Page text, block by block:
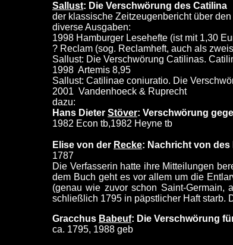
Sallust: Die Verschwörung des Catilina
der klassische Zeitzeugenbericht über
diverse Ausgaben:
1998 Hamburger Lesehefte (ist mit 1,30
? Reclam (sog. Reclamheft, auch als
Sallust: Die Verschwörung Catilinas.
1998 Artemis 8,95
Sallust: Catilinae coniuratio. Die
2001 Vandenhoeck & Ruprecht
dazu:
Hans Dieter Stöver: Verschwörung
1982 Econ tb,1982 Heyne tb
Elise von der Recke: Nachricht von
1787
Die Verfasserin hatte ihre Mitteilungen
dem Buch geht es vor allem um die
(genau wie zuvor schon Saint-Germain,
schließlich 1795 in päpstlicher Haft starb.
Gracchus Babeuf: Die Verschwörung
ca. 1795, 1988 geb